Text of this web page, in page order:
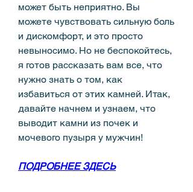
может быть неприятно. Вы
можете чувствовать сильную боль
и дискомфорт, и это просто
невыносимо. Но не беспокойтесь,
я готов рассказать вам все, что
нужно знать о том, как
избавиться от этих камней. Итак,
давайте начнем и узнаем, что
выводит камни из почек и
мочевого пузыря у мужчин!
ПОДРОБНЕЕ ЗДЕСЬ